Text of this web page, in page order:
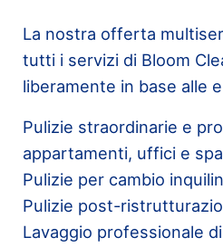
La nostra offerta
tutti i servizi di Bloom
liberamente in base alle
Pulizie straordinarie e
appartamenti, uffici e
Pulizie per cambio
Pulizie post-
Lavaggio professionale